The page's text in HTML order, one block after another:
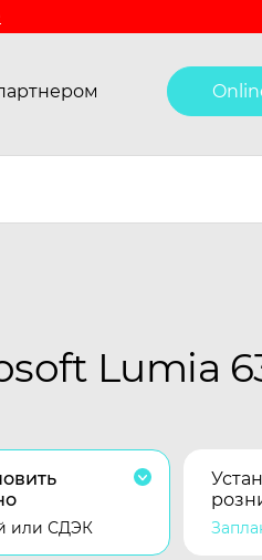
Lumia
или СДЭК